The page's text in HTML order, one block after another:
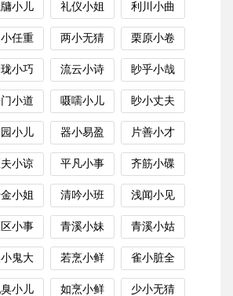
小儿 礼仪小姐 利川小曲
任重 两小无猜 栗原小卷
小巧 流云小诗 眇乎小哉
小道 嗫嚅小儿 眇小丈夫
小儿 器小易盈 片善小才
夫小谅 平凡小事 齐筋小碟
小姐 清吟小班 浅闻小见
区小事 青溪小妹 青溪小姑
小鬼大 若烹小鲜 雀小脏全
小儿 如烹小鲜 少小无猜